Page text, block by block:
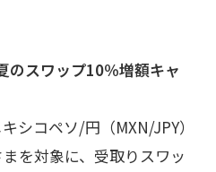
スワップ10％増額キャ
シコペソ/円（MXN/JPY）
を対象に、受取りスワッ